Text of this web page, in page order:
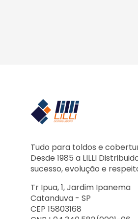
Tudo para toldos e
Desde 1985 a LILLI
sucesso, evolução e
Tr Ipua, 1, Jardim Ipanema
Catanduva - SP
CEP 15803168